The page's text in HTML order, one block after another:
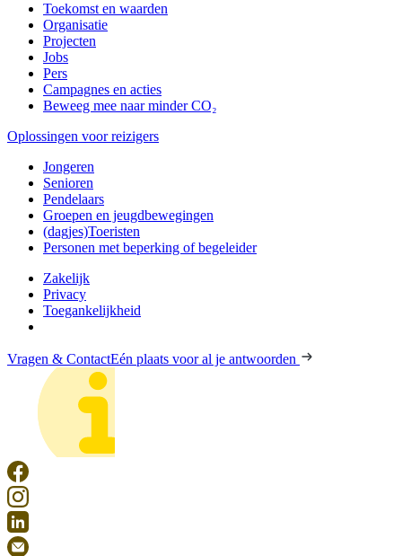
Toekomst en waarden
Organisatie
Projecten
Jobs
Pers
Campagnes en acties
Beweeg mee naar minder CO₂
Oplossingen voor reizigers
Jongeren
Senioren
Pendelaars
Groepen en jeugdbewegingen
(dagjes)Toeristen
Personen met beperking of begeleider
Zakelijk
Privacy
Toegankelijkheid
Vragen & ContactEén plaats voor al je antwoorden